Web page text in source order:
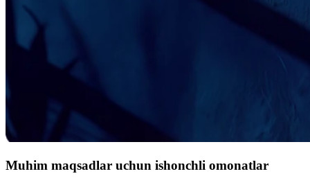
Muhim maqsadlar uchun ishonchli omonatlar